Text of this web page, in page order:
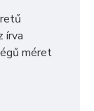
írva
méret